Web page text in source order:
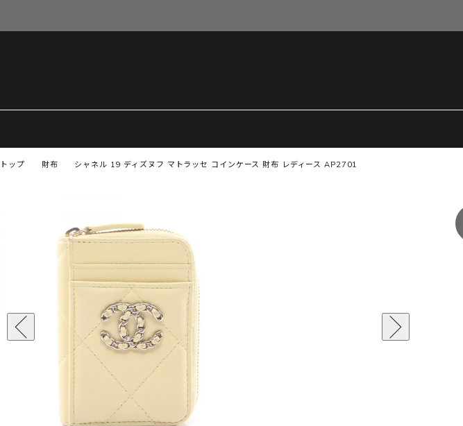
トップ シャネル 19 ディズヌフ マトラッセ コインケース 財布 レディース AP2701
財布